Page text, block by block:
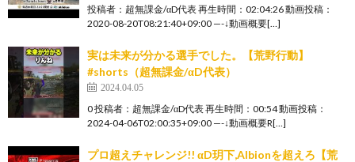
投稿者：超無課金/αD代表 再生時間：02:04:26 動画投稿：
2020-08-20T08:21:40+09:00 —-↓動画概要[…]
実は未来が分かる選手でした。【荒野行動】
#shorts（超無課金/αD代表）
2024.04.05
0 投稿者：超無課金/αD代表 再生時間：00:54 動画投稿：
2024-04-06T02:00:35+09:00 —-↓動画概要R[…]
プロ超えチャレンジ!! αD玥下,Albionを超えろ【荒